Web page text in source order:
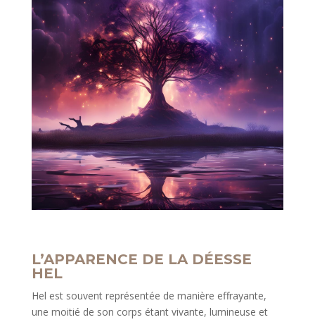
L’APPARENCE DE LA DÉESSE
HEL
Hel est souvent représentée de manière effrayante,
une moitié de son corps étant vivante, lumineuse et